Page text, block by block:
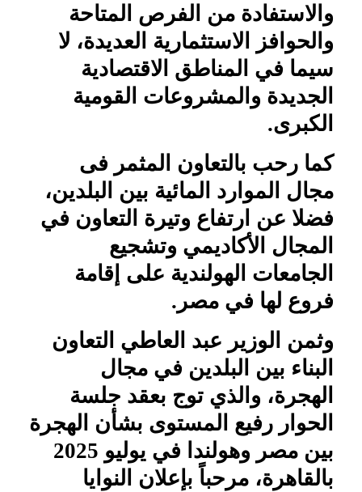
والاستفادة من الفرص المتاحة
والحوافز الاستثمارية العديدة، لا
سيما في المناطق الاقتصادية
الجديدة والمشروعات القومية
الكبرى.
كما رحب بالتعاون المثمر فى
مجال الموارد المائية بين البلدين،
فضلا عن ارتفاع وتيرة التعاون في
المجال الأكاديمي وتشجيع
الجامعات الهولندية على إقامة
فروع لها في مصر.
وثمن الوزير عبد العاطي التعاون
البناء بين البلدين في مجال
الهجرة، والذي توج بعقد جلسة
الحوار رفيع المستوى بشأن الهجرة
بين مصر وهولندا في يوليو 2025
بالقاهرة، مرحباً بإعلان النوايا